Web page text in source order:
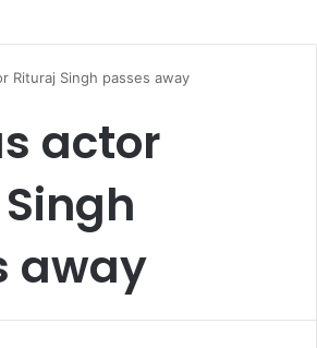
Rituraj Singh passes away
actor
away